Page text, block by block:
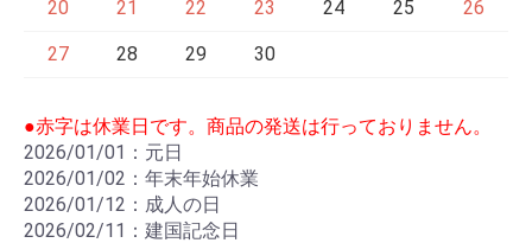
20 21 22 23 24 25 26
27 28 29 30
●赤字は休業日です。商品の発送は行っておりません。
2026/01/01：元日
2026/01/02：年末年始休業
2026/01/12：成人の日
2026/02/11：建国記念日